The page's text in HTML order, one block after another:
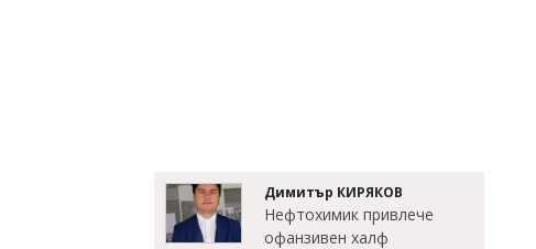
Димитър КИРЯКОВ
Нефтохимик привлече
офанзивен халф